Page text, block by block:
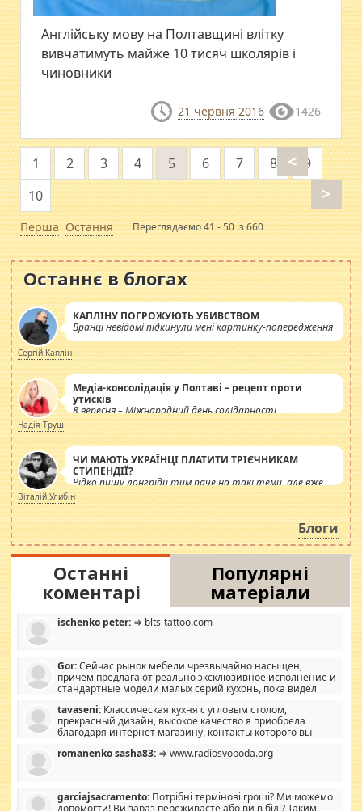
Англійську мову на Полтавщині влітку
вивчатимуть майже 10 тисяч школярів і
чиновники
21 червня 2016 1426
Перша
<
1 2 3 4 5 6 7 8
9
10
>
Остання Переглядаємо 41 - 50 із 660
Останнє в блогах
КАПЛІНУ ПОГРОЖУЮТЬ УБИВСТВОМ
Вранці невідомі підкинули мені картинку-попередження
Сергій Каплін
Медіа-консолідація у Полтаві – рецепт проти
утисків
8 вересня – Міжнародний день солідарності
журналістів.
Надія Труш
ЧИ МАЮТЬ УКРАЇНЦІ ПЛАТИТИ ТРІЄЧНИКАМ
СТИПЕНДІЇ?
Рідко пишу лонгріди тим паче на такі теми, але вже
просто дістало! Обурюють сьогоднішні інсенуації
навколо стипендіального питання. Штучно
роздувається ще одна соціальна катастрофа.
Віталій Улибін
Блоги
Останні
коментарі
Популярні
матеріали
ischenko peter: ⇒ blts-tattoo.com
Gor:Сейчас рынок мебели чрезвычайно насыщен,
причем предлагают реально эксклюзивное исполнение и
стандартные модели малых серий кухонь, пока видел
стандартные формы, в MebelOk, креативненько и что главное -
со вкусом все в порядке, без ненужных наворотов удорожающих
мебель, а это не последний фактор.
tavaseni: Классическая кухня с угловым столом,
прекрасный дизайн, высокое качество я приобрела
благодаря интернет магазину, контакты которого вы
romanenko sasha83: ⇒ www.radiosvoboda.org
garciajsacramento: Потрібні термінові гроші? Ми можемо
допомогти! Ви зараз переживаєте або ви в біді? Таким